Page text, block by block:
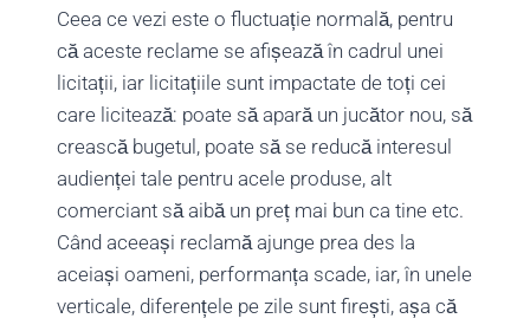
Ceea ce vezi este o fluctuație normală, pentru
că aceste reclame se afișează în cadrul unei
licitații, iar licitațiile sunt impactate de toți cei
care licitează: poate să apară un jucător nou, să
crească bugetul, poate să se reducă interesul
audienței tale pentru acele produse, alt
comerciant să aibă un preț mai bun ca tine etc.
Când aceeași reclamă ajunge prea des la
aceiași oameni, performanța scade, iar, în unele
verticale, diferențele pe zile sunt firești, așa că